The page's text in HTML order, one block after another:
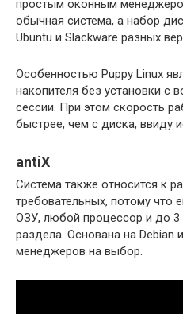
простым оконным
обычная система, а набор
Ubuntu и Slackware разных
Особенностью Puppy Linux
накопителя без установки с
сессии. При этом скорость
быстрее, чем с диска, ввиду
antiX
Система также относится к
требовательных, потому
ОЗУ, любой процессор и до 3
раздела. Основана на Debian
менеджеров на выбор.